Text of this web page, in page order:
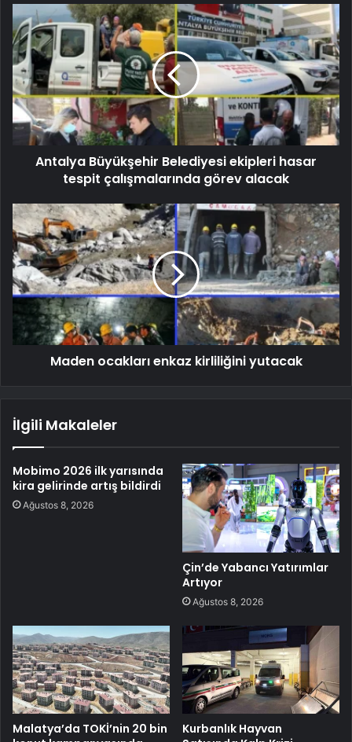
Antalya Büyükşehir Belediyesi ekipleri hasar
tespit çalışmalarında görev alacak
Maden ocakları enkaz kirliliğini yutacak
İlgili Makaleler
Mobimo 2026 ilk yarısında
kira gelirinde artış bildirdi
Ağustos 8, 2026
Çin’de Yabancı Yatırımlar
Artıyor
Ağustos 8, 2026
Malatya’da TOKİ’nin 20 bin
Kurbanlık Hayvan